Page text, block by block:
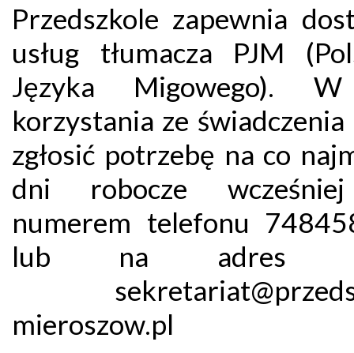
Przedszkole zapewnia
usług tłumacza PJM
Języka Migowego).
korzystania ze świadczenia
zgłosić potrzebę na co
dni robocze
numerem telefonu
lub na adres e-
mieroszow.pl